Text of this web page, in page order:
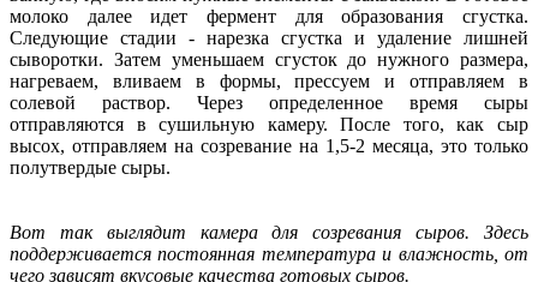
молоко далее идет фермент для образования сгустка.
Следующие стадии - нарезка сгустка и удаление лишней
сыворотки. Затем уменьшаем сгусток до нужного размера,
нагреваем, вливаем в формы, прессуем и отправляем в
солевой раствор. Через определенное время сыры
отправляются в сушильную камеру. После того, как сыр
высох, отправляем на созревание на 1,5-2 месяца, это только
полутвердые сыры.
Вот так выглядит камера для созревания сыров. Здесь
поддерживается постоянная температура и влажность, от
чего зависят вкусовые качества готовых сыров.